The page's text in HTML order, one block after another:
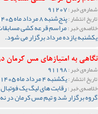
شماره‌ی خبر :91207
تاریخ انتشار :پنج‌شنبه 8 مرداد ماه 1405 ساعت 09:32
خلاصه‌ی خبر :
یکشنبه یازده مرداد برگزار می شود.
نگاهی به امتیازهای مس کرمان در
شماره‌ی خبر :91198
تاریخ انتشار :یکشنبه 4 مرداد ماه 1405 ساعت 12:34
خلاصه‌ی خبر :
گروه برگزار شد و تیم مس کرمان در